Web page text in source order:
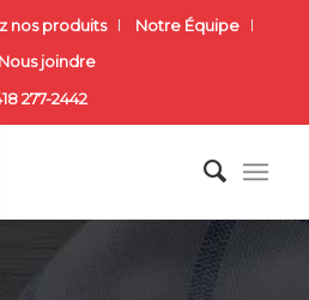
nos produits
Notre Équipe
Nous joindre
277-2442